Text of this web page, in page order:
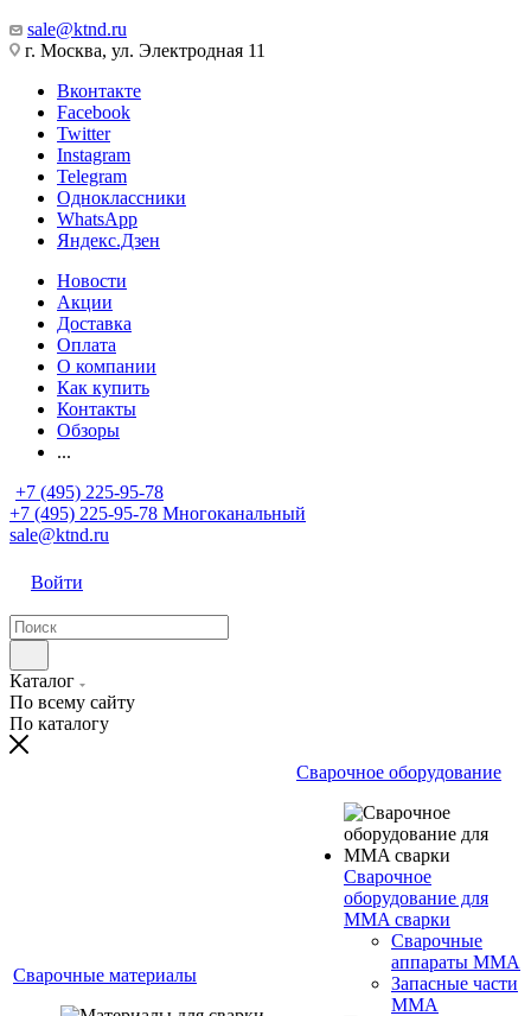
sale@ktnd.ru
г. Москва, ул. Электродная 11
Вконтакте
Facebook
Twitter
Instagram
Telegram
Одноклассники
WhatsApp
Яндекс.Дзен
Новости
Акции
Доставка
Оплата
О компании
Как купить
Контакты
Обзоры
...
+7 (495) 225-95-78
+7 (495) 225-95-78 Многоканальный
sale@ktnd.ru
Войти
Каталог
По всему сайту
По каталогу
Сварочные материалы
Сварочное оборудование
Сварочное
оборудование для
MMA сварки
Сварочные
аппараты MMA
Запасные части
MMA